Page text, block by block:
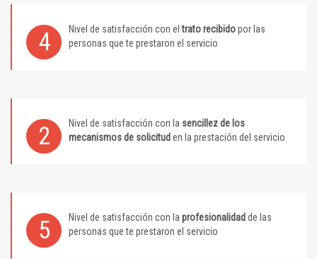
4 Nivel de satisfacción con eltrato recibidopor las
personas que te prestaron el servicio
2 Nivel de satisfacción con la sencillez de los
mecanismos de solicitud en la prestación del servicio
5 Nivel de satisfacción con la profesionalidad de las
personas que te prestaron el servicio